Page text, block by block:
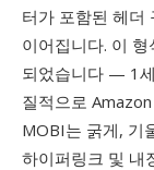
터가 포함된 헤더
이어집니다. 이
되었습니다 — 1
질적으로
MOBI는 굵게, 기
하이퍼링크 및 내